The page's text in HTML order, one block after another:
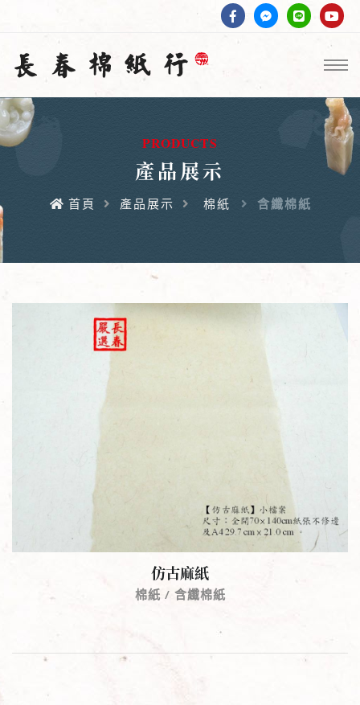
PRODUCTS
產品展示
首頁 產品展示 棉紙 含纖棉紙
仿古麻紙
棉紙 / 含纖棉紙